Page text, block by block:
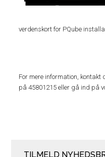
verdenskort for PQube
For mere information, kontakt
på 45801215 eller gå ind på
TILMELD